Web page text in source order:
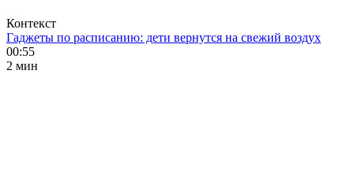
Контекст
Гаджеты по расписанию: дети вернутся на свежий воздух
00:55
2 мин